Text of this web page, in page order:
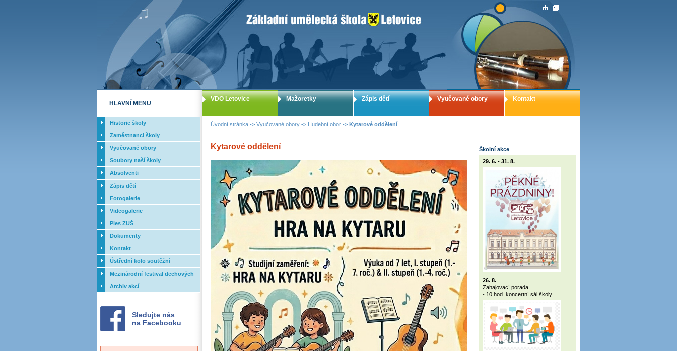
ZUŠ Letovice - Základní umělecká škola
Úvodní stránka -> Vyučované obory -> Hudební obor -> Kytarové oddělení
Kytarové oddělení
Školní akce
29. 6. - 31. 8.
26. 8.
Zahajovací porada
- 10 hod. koncertní sál školy
VDO Letovice Mažoretky Zápis dětí Vyučované obory Kontakt
HLAVNÍ MENU
Historie školy
Zaměstnanci školy
Vyučované obory
Soubory naší školy
Absolventi
Zápis dětí
Fotogalerie
Videogalerie
Ples ZUŠ
Dokumenty
Kontakt
Ústřední kolo soutěžní
přehlídky dechových orchestrů
ZUŠ - 2017
Mezinárodní festival dechových
orchestrů - Letovice
Archiv akcí
Sledujte nás
na Facebooku